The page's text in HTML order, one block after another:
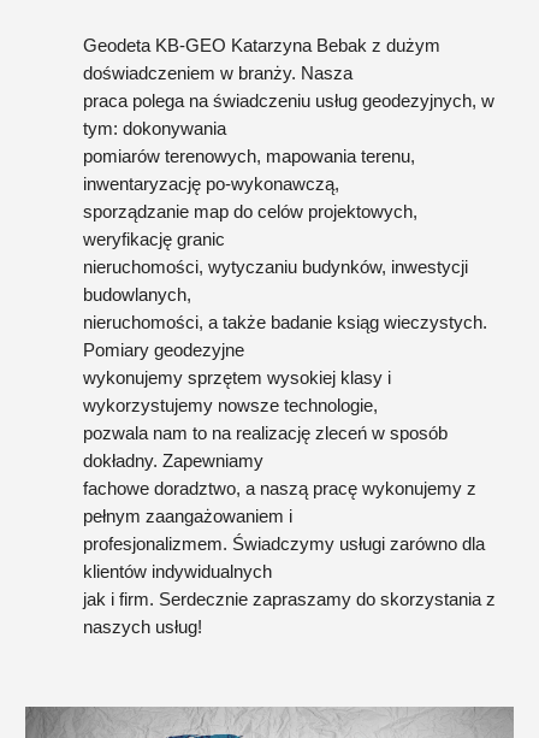
Geodeta KB-GEO Katarzyna Bebak z dużym
doświadczeniem w branży. Nasza
praca polega na świadczeniu usług geodezyjnych, w
tym: dokonywania
pomiarów terenowych, mapowania terenu,
inwentaryzację po-wykonawczą,
sporządzanie map do celów projektowych,
weryfikację granic
nieruchomości, wytyczaniu budynków, inwestycji
budowlanych,
nieruchomości, a także badanie ksiąg wieczystych.
Pomiary geodezyjne
wykonujemy sprzętem wysokiej klasy i
wykorzystujemy nowsze technologie,
pozwala nam to na realizację zleceń w sposób
dokładny. Zapewniamy
fachowe doradztwo, a naszą pracę wykonujemy z
pełnym zaangażowaniem i
profesjonalizmem. Świadczymy usługi zarówno dla
klientów indywidualnych
jak i firm. Serdecznie zapraszamy do skorzystania z
naszych usług!